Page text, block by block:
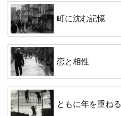
町に沈む記憶
恋と相性
ともに年を重ねる